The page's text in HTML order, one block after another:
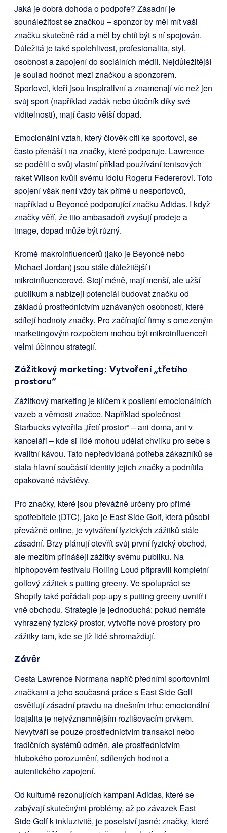
Jaká je dobrá dohoda o podpoře? Zásadní je
sounáležitost se značkou – sponzor by měl mít vaši
značku skutečně rád a měl by chtít být s ní spojován.
Důležitá je také spolehlivost, profesionalita, styl,
osobnost a zapojení do sociálních médií. Nejdůležitější
je soulad hodnot mezi značkou a sponzorem.
Sportovci, kteří jsou inspirativní a znamenají víc než jen
svůj sport (například zadák nebo útočník díky své
viditelnosti), mají často větší dopad.
Emocionální vztah, který člověk cítí ke sportovci, se
často přenáší i na značky, které podporuje. Lawrence
se podělil o svůj vlastní příklad používání tenisových
raket Wilson kvůli svému idolu Rogeru Federerovi. Toto
spojení však není vždy tak přímé u nesportovců,
například u Beyoncé podporující značku Adidas. I když
značky věří, že tito ambasadoři zvyšují prodeje a
image, dopad může být různý.
Kromě makroinfluencerů (jako je Beyoncé nebo
Michael Jordan) jsou stále důležitější i
mikroinfluencerové. Stojí méně, mají menší, ale užší
publikum a nabízejí potenciál budovat značku od
základů prostřednictvím uznávaných osobností, které
sdílejí hodnoty značky. Pro začínající firmy s omezeným
marketingovým rozpočtem mohou být mikroinfluenceři
velmi účinnou strategií.
Zážitkový marketing: Vytvoření „třetího
prostoru“
Zážitkový marketing je klíčem k posílení emocionálních
vazeb a věrnosti značce. Například společnost
Starbucks vytvořila „třetí prostor“ – ani doma, ani v
kanceláři – kde si lidé mohou udělat chvilku pro sebe s
kvalitní kávou. Tato nepředvídaná potřeba zákazníků se
stala hlavní součástí identity jejich značky a podnítila
opakované návštěvy.
Pro značky, které jsou převážně určeny pro přímé
spotřebitele (DTC), jako je East Side Golf, která působí
převážně online, je vytváření fyzických zážitků stále
zásadní. Brzy plánují otevřít svůj první fyzický obchod,
ale mezitím přinášejí zážitky svému publiku. Na
hiphopovém festivalu Rolling Loud připravili kompletní
golfový zážitek s putting greeny. Ve spolupráci se
Shopify také pořádali pop-upy s putting greeny uvnitř i
vně obchodu. Strategie je jednoduchá: pokud nemáte
vyhrazený fyzický prostor, vytvořte nové prostory pro
zážitky tam, kde se již lidé shromažďují.
Závěr
Cesta Lawrence Normana napříč předními sportovními
značkami a jeho současná práce s East Side Golf
osvětlují zásadní pravdu na dnešním trhu: emocionální
loajalita je nejvýznamnějším rozlišovacím prvkem.
Nevytváří se pouze prostřednictvím transakcí nebo
tradičních systémů odměn, ale prostřednictvím
hlubokého porozumění, sdílených hodnot a
autentického zapojení.
Od kulturně rezonujících kampaní Adidas, které se
zabývají skutečnými problémy, až po závazek East
Side Golf k inkluzivitě, je poselství jasné: značky, které